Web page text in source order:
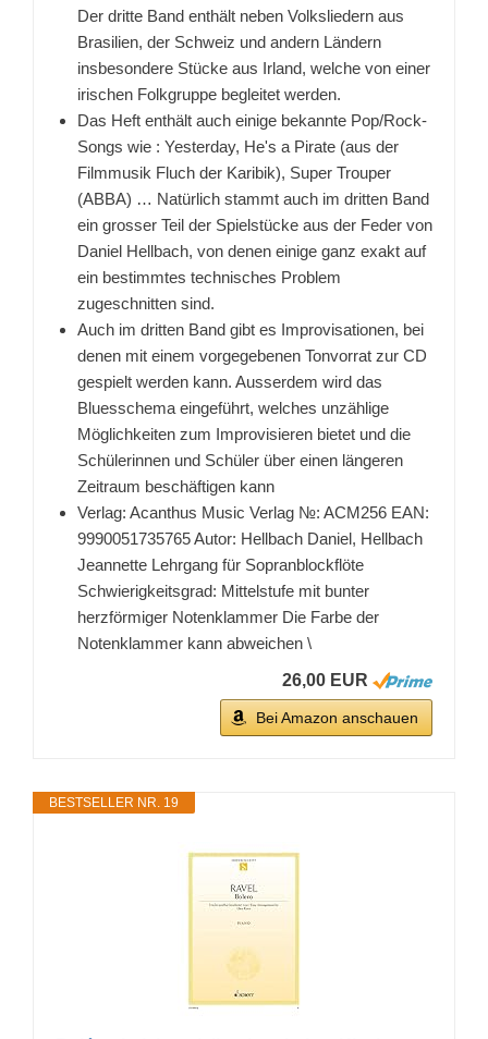
Der dritte Band enthält neben Volksliedern aus
Brasilien, der Schweiz und andern Ländern
insbesondere Stücke aus Irland, welche von einer
irischen Folkgruppe begleitet werden.
Das Heft enthält auch einige bekannte Pop/Rock-
Songs wie : Yesterday, He's a Pirate (aus der
Filmmusik Fluch der Karibik), Super Trouper
(ABBA) … Natürlich stammt auch im dritten Band
ein grosser Teil der Spielstücke aus der Feder von
Daniel Hellbach, von denen einige ganz exakt auf
ein bestimmtes technisches Problem
zugeschnitten sind.
Auch im dritten Band gibt es Improvisationen, bei
denen mit einem vorgegebenen Tonvorrat zur CD
gespielt werden kann. Ausserdem wird das
Bluesschema eingeführt, welches unzählige
Möglichkeiten zum Improvisieren bietet und die
Schülerinnen und Schüler über einen längeren
Zeitraum beschäftigen kann
Verlag: Acanthus Music Verlag №: ACM256 EAN:
9990051735765 Autor: Hellbach Daniel, Hellbach
Jeannette Lehrgang für Sopranblockflöte
Schwierigkeitsgrad: Mittelstufe mit bunter
herzförmiger Notenklammer Die Farbe der
Notenklammer kann abweichen \
26,00 EUR
Bei Amazon anschauen
BESTSELLER NR. 19